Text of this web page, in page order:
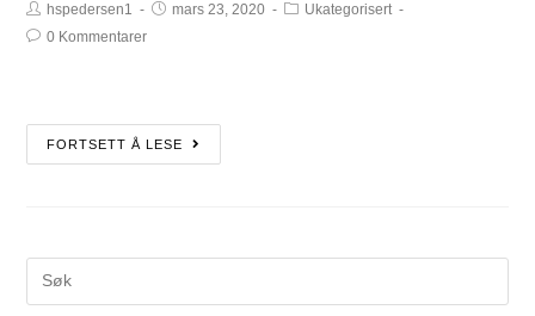
hspedersen1 mars 23, 2020
Ukategorisert
0 Kommentarer
FORTSETT Å LESE